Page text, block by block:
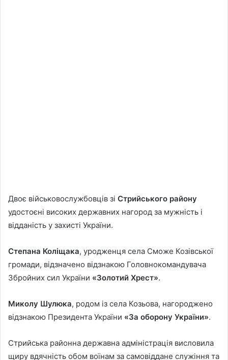
Двоє військовослужбовців зі Стрийського району
удостоєні високих державних нагород за мужність і
відданість у захисті України.
Степана Коліщака, уродженця села Сможе Козівської
громади, відзначено відзнакою Головнокомандувача
Збройних сил України «Золотий Хрест».
Миколу Шулюка, родом із села Козьова, нагороджено
відзнакою Президента України «За оборону України».
Стрийська районна державна адміністрація висловила
щиру вдячність обом воїнам за самовіддане служіння та